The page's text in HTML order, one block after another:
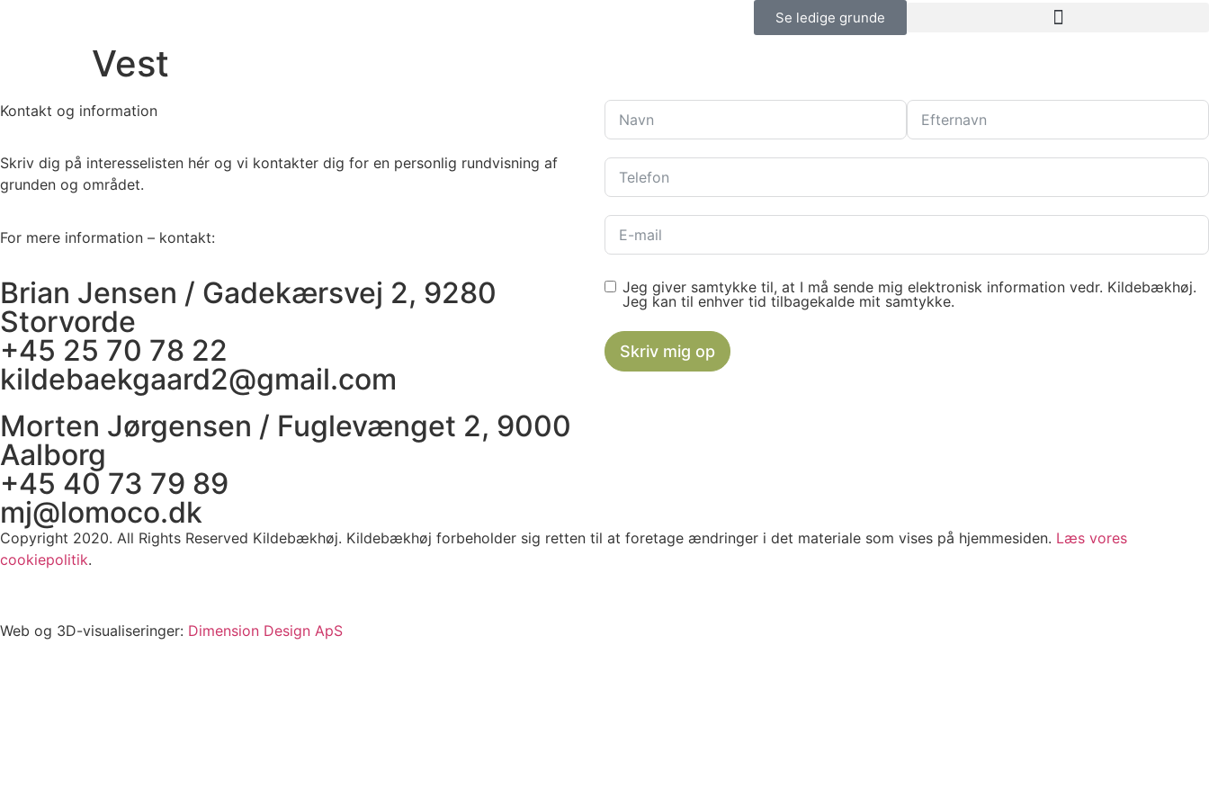
Se ledige grunde
Vest
Kontakt og information
Skriv dig på interesselisten hér og vi kontakter dig for en personlig rundvisning af
grunden og området.
For mere information – kontakt:
Brian Jensen / Gadekærsvej 2, 9280
Storvorde
+45 25 70 78 22
kildebaekgaard2@gmail.com
Morten Jørgensen / Fuglevænget 2, 9000
Aalborg
+45 40 73 79 89
mj@lomoco.dk
Jeg giver samtykke til, at I må sende mig elektronisk information vedr. Kildebækhøj.
Jeg kan til enhver tid tilbagekalde mit samtykke.
Skriv mig op
Copyright 2020. All Rights Reserved Kildebækhøj. Kildebækhøj forbeholder sig retten til at foretage ændringer i det materiale som vises på hjemmesiden. Læs vores
cookiepolitik.
Web og 3D-visualiseringer: Dimension Design ApS